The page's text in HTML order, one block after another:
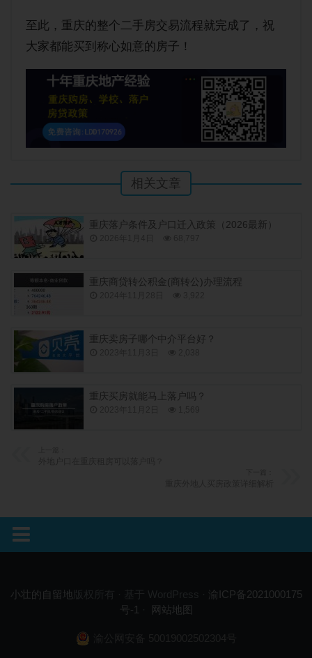
至此，重庆的整个二手房交易流程就完成了，祝
大家都能买到称心如意的房子！
相关文章
重庆落户条件及户口迁入政策（2026最新）
重庆商贷转公积金(商转公)办理流程
重庆卖房子哪个中介平台好？
重庆买房就能马上落户吗？
小壮的自留地
渝ICP备2021000175
号-1
网站地图